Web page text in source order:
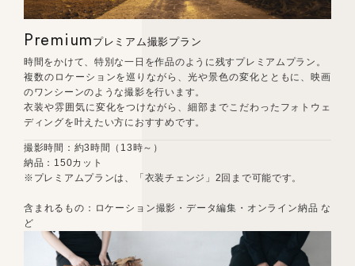
Premium プレミアム撮影プラン
時間をかけて、特別な一日を作品のように残すプレミアムプラン。
複数のロケーションを巡りながら、光や景色の変化とともに、映画
のワンシーンのような撮影を行います。
衣装や雰囲気に変化をつけながら、細部までこだわったフォトウェ
ディングを叶えたい方におすすめです。
撮影時間：約3時間（13時～）
納品：150カット
※プレミアムプランは、「衣装チェンジ」2回まで可能です。
含まれるもの：ロケーション撮影・データ編集・オンライン納品 な
ど